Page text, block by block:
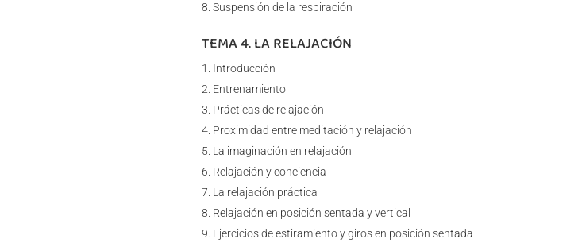
Suspensión de la respiración
TEMA 4. LA RELAJACIÓN
Introducción
Entrenamiento
Prácticas de relajación
Proximidad entre meditación y relajación
La imaginación en relajación
Relajación y conciencia
La relajación práctica
Relajación en posición sentada y vertical
Ejercicios de estiramiento y giros en posición sentada